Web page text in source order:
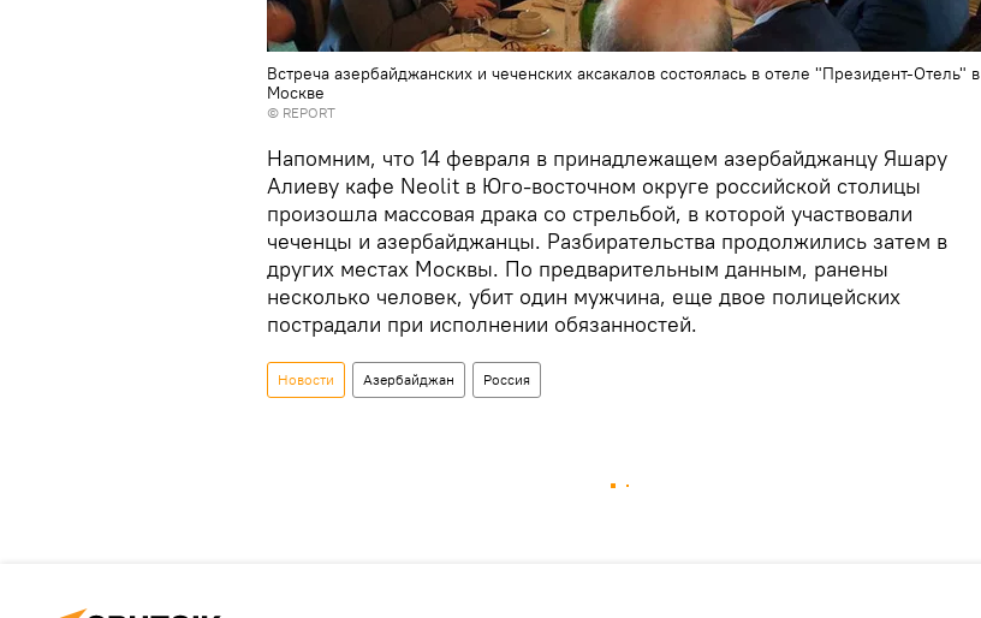
Встреча азербайджанских и чеченских аксакалов состоялась в отеле "Президент-Отель" в
Москве
© REPORT
Напомним, что 14 февраля в принадлежащем азербайджанцу Яшару
Алиеву кафе Neolit в Юго-восточном округе российской столицы
произошла массовая драка со стрельбой, в которой участвовали
чеченцы и азербайджанцы. Разбирательства продолжились затем в
других местах Москвы. По предварительным данным, ранены
несколько человек, убит один мужчина, еще двое полицейских
пострадали при исполнении обязанностей.
Новости Азербайджан Россия